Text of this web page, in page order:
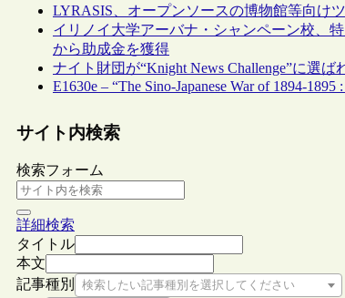
LYRASIS、オープンソースの博物館等向け
イリノイ大学アーバナ・シャンペーン校、
から助成金を獲得
ナイト財団が“Knight News Challenge”に選
E1630e – “The Sino-Japanese War of 1894-1895
サイト内検索
検索フォーム
詳細検索
タイトル
本文
記事種別
検索したい記事種別を選択してください